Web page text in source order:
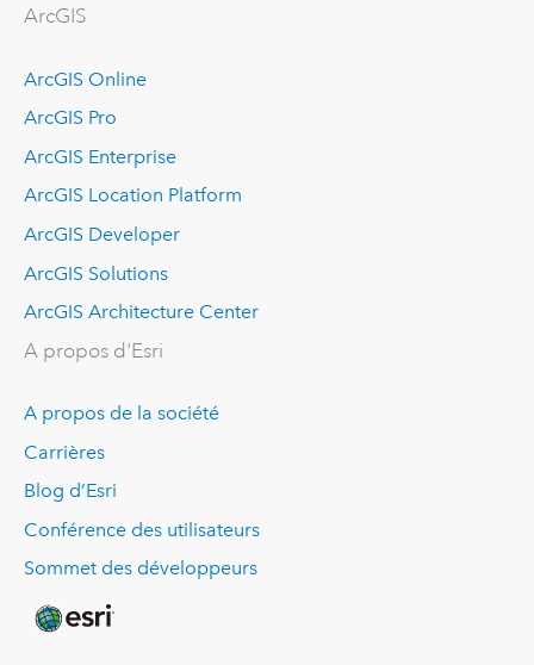
ArcGIS
ArcGIS Online
ArcGIS Pro
ArcGIS Enterprise
ArcGIS Location Platform
ArcGIS Developer
ArcGIS Solutions
ArcGIS Architecture Center
A propos d'Esri
A propos de la société
Carrières
Blog d’Esri
Conférence des utilisateurs
Sommet des développeurs